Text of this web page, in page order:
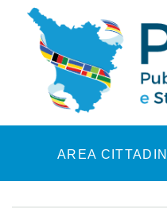
Skip to main content
AREA CITTADINI